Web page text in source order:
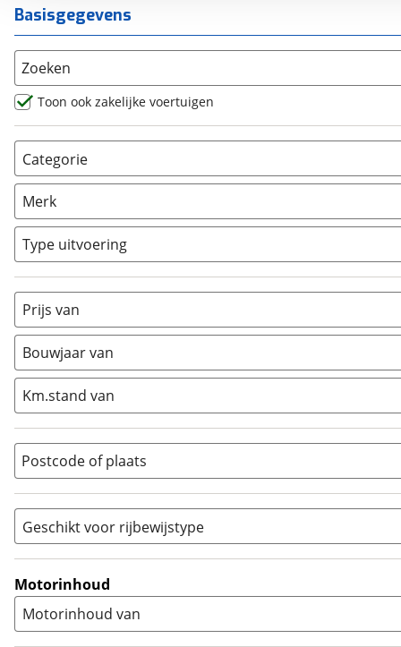
Basisgegevens
Zoeken
Toon ook zakelijke voertuigen
Categorie
AllRoad (6)
Chopper
Classic
Crosser (0)
Enduro
Minibike (0)
Motorscooter
Naked
Overig (2)
Racer ( 0)
Sport (0)
Sport Touring
Supermotard (0)
Supersport
Tourer (4)
Touring Enduro
Merk
Type uitvoering
Prijs van
Bouwjaar van
Km.stand van
Postcode of plaats
Geschikt voor rijbewijstype
A (15)
A1 (0)
(
Motorinhoud
Motorinhoud van